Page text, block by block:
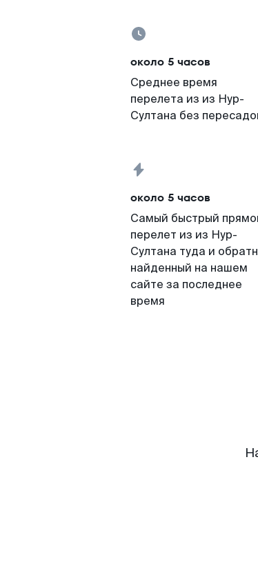
около 5 часов
Среднее время
перелета из из Нур-
Султана без
около 5 часов
Самый быстрый
перелет из из Нур-
Султана туда и
найденный на нашем
сайте за последнее
время